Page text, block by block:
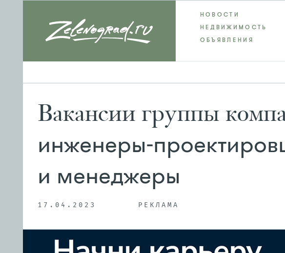
НОВОСТИ
НЕДВИЖИМОСТЬ
ОБЪЯВЛЕНИЯ
Вакансии группы
инженеры-
и менеджеры
17.04.2023 РЕКЛАМА